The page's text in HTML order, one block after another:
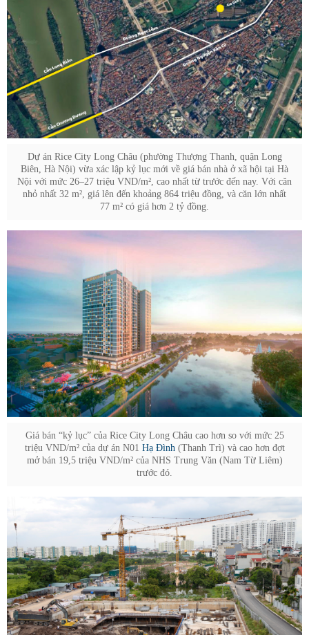
Dự án Rice City Long Châu (phường Thượng Thanh, quận Long
Biên, Hà Nội) vừa xác lập kỷ lục mới về giá bán nhà ở xã hội tại Hà
Nội với mức 26–27 triệu VND/m², cao nhất từ trước đến nay. Với căn
nhỏ nhất 32 m², giá lên đến khoảng 864 triệu đồng, và căn lớn nhất
77 m² có giá hơn 2 tỷ đồng.
Giá bán “kỷ lục” của Rice City Long Châu cao hơn so với mức 25
triệu VND/m² của dự án N01 Hạ Đình (Thanh Trì) và cao hơn đợt
mở bán 19,5 triệu VND/m² của NHS Trung Văn (Nam Từ Liêm)
trước đó.